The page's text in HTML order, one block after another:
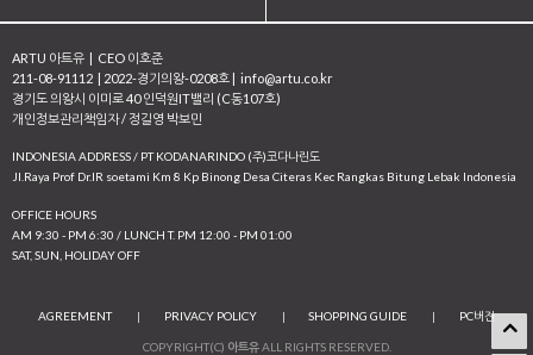
ARTU 아트유 | CEO 이호준
211-08-91112 | 2022-경기의왕-0208호 | info@artu.co.kr
경기도 의왕시 이미로 40 인덕원IT밸리 (C동107호)
개인정보관리책임자 / 정길영 박보민
INDONESIA ADDRESS / PT KODANARINDO (주)코다나린도
JI.Raya Prof Dr.IR soetami Km 8 Kp Binong Desa Citeras Kec Rangkas Bitung Lebak Indonesia
OFFICE HOURS
AM 9:30 - PM 6:30 / LUNCH T. PM 12:00 - PM 01:00
SAT, SUN, HOLIDAY OFF
AGREEMENT | PRIVACY POLICY | SHOPPING GUIDE | PC버전
COPYRIGHT(C) 아트유ALL RIGHTS RESERVED.